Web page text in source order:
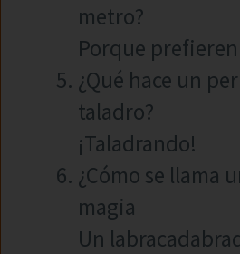
metro?
Porque
¿Qué hace un
taladro?
¡Taladrando!
¿Cómo se llama
magia
Un